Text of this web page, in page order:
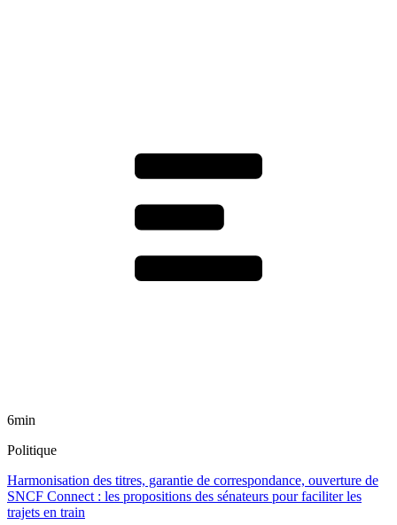
6min
Politique
Harmonisation des titres, garantie de correspondance, ouverture de
SNCF Connect : les propositions des sénateurs pour faciliter les
trajets en train